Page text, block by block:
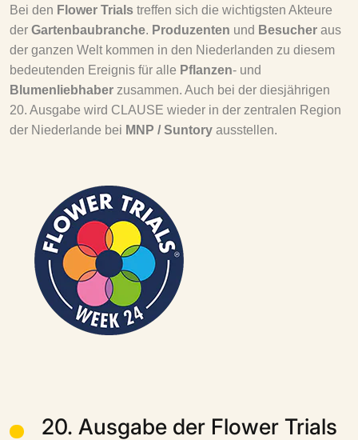
Bei den Flower Trials treffen sich die wichtigsten Akteure
der Gartenbaubranche. Produzenten und Besucher aus
der ganzen Welt kommen in den Niederlanden zu diesem
bedeutenden Ereignis für alle Pflanzen- und
Blumenliebhaber zusammen. Auch bei der diesjährigen
20. Ausgabe wird CLAUSE wieder in der zentralen Region
der Niederlande bei MNP / Suntory ausstellen.
20. Ausgabe der Flower Trials